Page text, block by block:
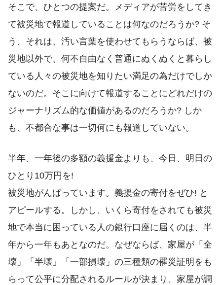
そこで、ひとつの提案だ。メディアが苦労をしてき
て被災地で報道していることは何なのだろうか? そ
う、それは、汚い言葉を使わせてもらうならば、被
災地以外で、何不自由なく普通にぬくぬくと暮らし
ている人々の被災地を知りたい満足の為だけでしか
ないのだ。そこに向けて報道することにどれだけの
ジャーナリズム的な価値があるのだろうか? しか
も、不都合な事は一切何にも報道していない。
半年、一年後の多額の義援金よりも、今日、明日の
ひとり10万円を!
被災地がんばっています。義援金の寄付をぜひ! と
アピールする。しかし、いくら寄付をされても被災
地で本当に困っている人の銀行口座に届くのは、半
年から一年もあとなのだ。なぜならば、家屋が「全
壊」「半壊」「一部損壊」の三種類の罹災証明をも
らって公平に分配されるルールが決まり、家屋が調